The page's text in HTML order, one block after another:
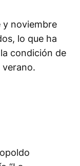
y noviembre
lo que ha
condición de
verano.